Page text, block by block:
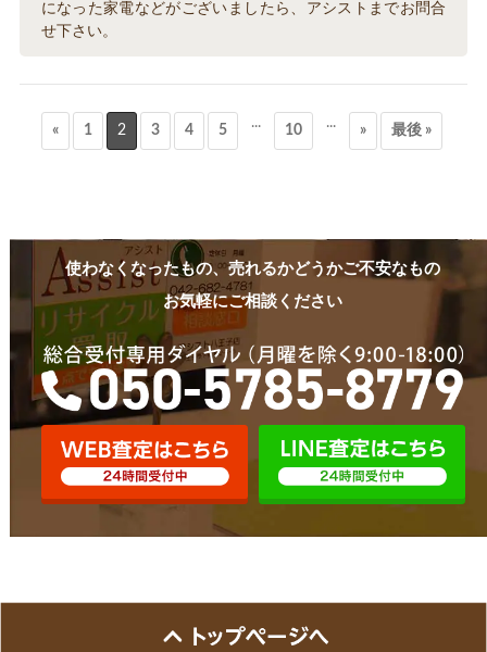
になった家電などがございましたら、アシストまでお問合
せ下さい。
« 1 2 3 4 5 ... 10 ... » 最後 »
使わなくなったもの、売れるかどうかご不安なもの
お気軽にご相談ください